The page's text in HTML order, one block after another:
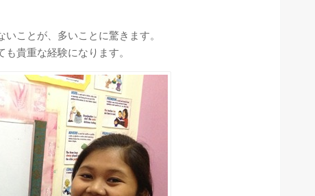
ことが、多いことに驚きます。
貴重な経験になります。